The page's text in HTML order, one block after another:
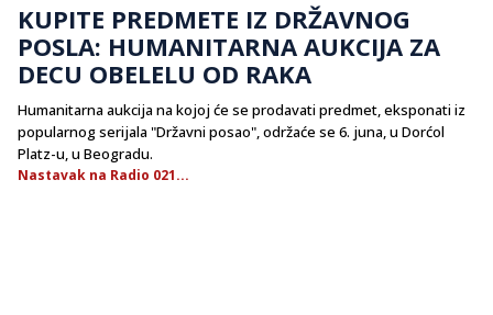
KUPITE PREDMETE IZ DRŽAVNOG
POSLA: HUMANITARNA AUKCIJA ZA
DECU OBELELU OD RAKA
Humanitarna aukcija na kojoj će se prodavati predmet, eksponati iz
popularnog serijala "Državni posao", održaće se 6. juna, u Dorćol
Platz-u, u Beogradu.
Nastavak na Radio 021...